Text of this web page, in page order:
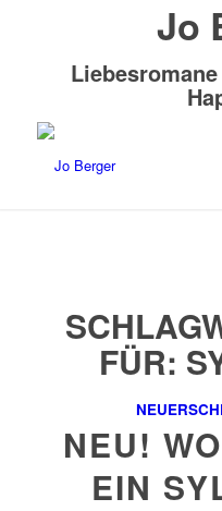
Jo
FÜR:
NEU!
EIN